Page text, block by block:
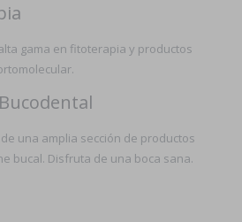
gama en fitoterapia y productos
una amplia sección de productos
bucal. Disfruta de una boca sana.